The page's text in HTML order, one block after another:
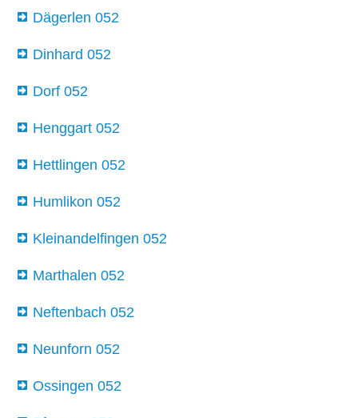
Dägerlen 052
Dinhard 052
Dorf 052
Henggart 052
Hettlingen 052
Humlikon 052
Kleinandelfingen 052
Marthalen 052
Neftenbach 052
Neunforn 052
Ossingen 052